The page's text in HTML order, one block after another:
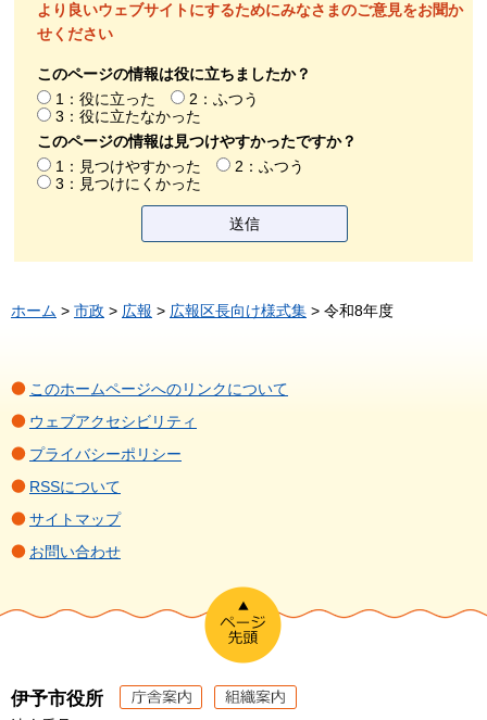
より良いウェブサイトにするためにみなさまのご意見をお聞か
せください
このページの情報は役に立ちましたか？
1：役に立った
2：ふつう
3：役に立たなかった
このページの情報は見つけやすかったですか？
1：見つけやすかった
2：ふつう
3：見つけにくかった
ホーム > 市政 > 広報 > 広報区長向け様式集 > 令和8年度
このホームページへのリンクについて
ウェブアクセシビリティ
プライバシーポリシー
RSSについて
サイトマップ
お問い合わせ
伊予市役所